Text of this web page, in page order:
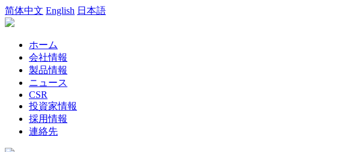
简体中文 English 日本語
ホーム
会社情報
製品情報
ニュース
CSR
投資家情報
採用情報
連絡先